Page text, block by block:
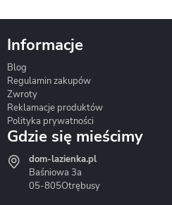
Hydrostop
Informacje
Blog
Regulamin zakupów
Zwroty
Reklamacje produktów
Polityka prywatności
Gdzie się mieścimy
dom-lazienka.pl
Baśniowa 3a
05-805Otrębusy